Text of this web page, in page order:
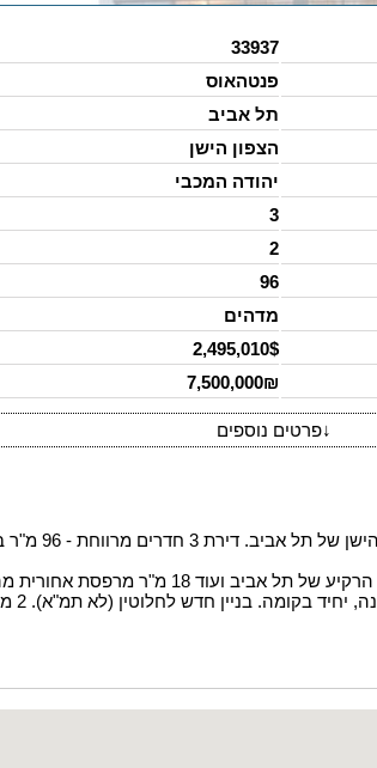
33937
פנטהאוס
תל אביב
הצפון הישן
יהודה המכבי
3
2
96
מדהים
2,495,010$
7,500,000₪
↓פרטים נוספים
כ- 18 מ"ר מרפסת קדמית דרומית - נוף פתוח לקו הרקיע
לנמל